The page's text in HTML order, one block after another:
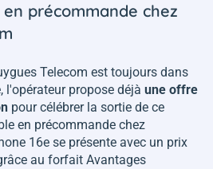
en précommande chez
Telecom est toujours dans
l'opérateur propose déjà une offre
pour célébrer la sortie de ce
en précommande chez
16e se présente avec un prix
au forfait Avantages